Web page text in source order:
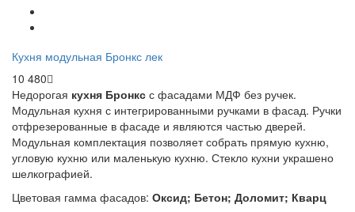
Кухня модульная Бронкс лек
10 480
Недорогая кухня Бронкс с фасадами МДФ без ручек.
Модульная кухня с интегрированными ручками в фасад. Ручки
отфрезерованные в фасаде и являются частью дверей.
Модульная комплектация позволяет собрать прямую кухню,
угловую кухню или маленькую кухню. Стекло кухни украшено
шелкографией.
Цветовая гамма фасадов: Оксид; Бетон; Доломит; Кварц